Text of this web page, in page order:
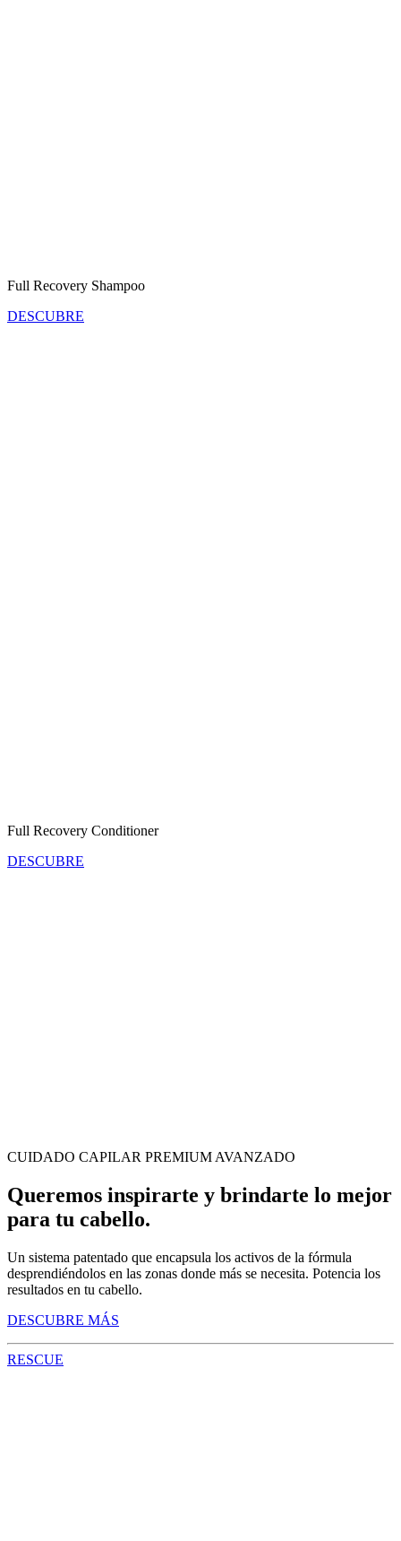
Full Recovery Shampoo
DESCUBRE
Full Recovery Conditioner
DESCUBRE
CUIDADO CAPILAR PREMIUM AVANZADO
Queremos inspirarte y brindarte lo mejor
para tu cabello.
Un sistema patentado que encapsula los activos de la fórmula
desprendiéndolos en las zonas donde más se necesita. Potencia los
resultados en tu cabello.
DESCUBRE MÁS
RESCUE